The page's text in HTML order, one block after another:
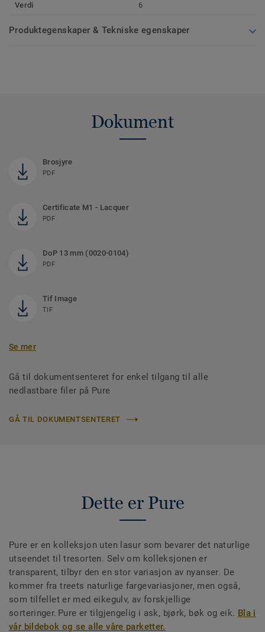
Verdi 6
Produktegenskaper & Tekniske egenskaper
Dokument
Brosjyre
PDF
Certificate M1 - Lacquer
PDF
DoP 13 mm (0020-0104)
PDF
Tif Image
TIF
Se mer
Gå til dokumentsenteret for enkel tilgang til alle
nedlastbare filer på Pure
GÅ TIL DOKUMENTSENTERET
Dette er Pure
Pure er en kolleksjon uten lasur som bevarer det naturlige
utseendet til tresorten. Selv om kolleksjonen er
transparent, tilbyr den en stor variasjon av nyanser. De
kommer fra treets naturlige fargevariasjoner, men også,
som tilfellet er med eikegulv, av forskjellige
sorteringer. Pure er tilgjengelig i ask, bjørk, bøk og eik. Bla i
vår bildebok og se alle våre parketter.